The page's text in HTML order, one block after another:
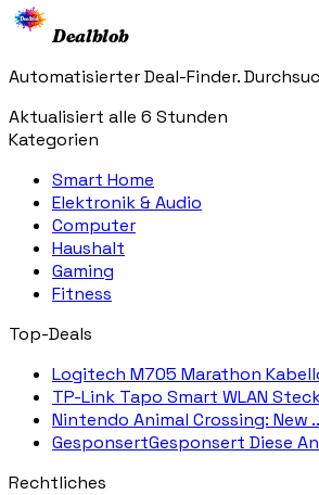
Dealblob
Automatisierter Deal-Finder.
Aktualisiert alle 6 Stunden
Kategorien
Smart Home
Elektronik & Audio
Computer
Haushalt
Gaming
Fitness
Top-Deals
Logitech M705 Marathon
TP-Link Tapo Smart WLAN
Nintendo Animal Crossing: New
GesponsertGesponsert Diese
Rechtliches